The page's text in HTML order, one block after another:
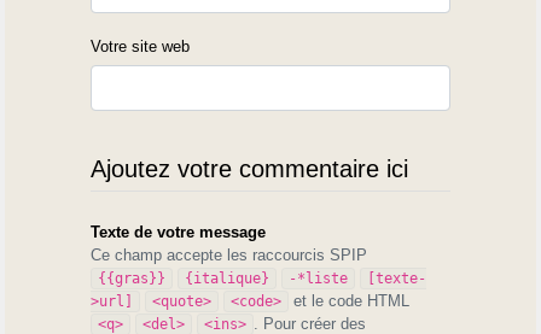
Votre site web
Ajoutez votre commentaire ici
Texte de votre message
Ce champ accepte les raccourcis SPIP
{{gras}} {italique} -*liste
[texte-
>url]
<quote> <code> et le code HTML
<q> <del> <ins>
. Pour créer des